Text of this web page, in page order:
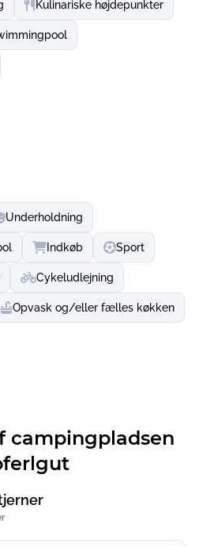
Kulinariske højdepunkter
Underholdning
Indkøb Sport
Cykeludlejning
Opvask og/eller fælles køkken
campingpladsen